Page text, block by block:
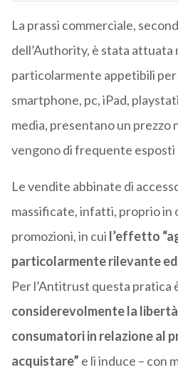
La prassi commerciale,
dell’Authority, è stata
particolarmente appetibili
smartphone, pc, iPad,
media, presentano un prezzo
vengono di frequente esposti
Le vendite abbinate di
massificate, infatti, proprio in
promozioni, in cui l’effetto
particolarmente rilevante
Per l’Antitrust questa pratica
considerevolmente la
consumatori in relazione al
acquistare” e li induce – con